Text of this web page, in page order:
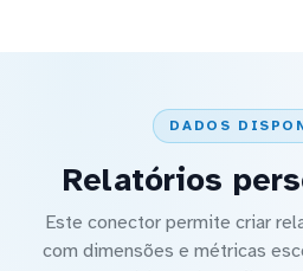
DADOS
Relatórios
Este conector permite criar
com dimensões e métricas